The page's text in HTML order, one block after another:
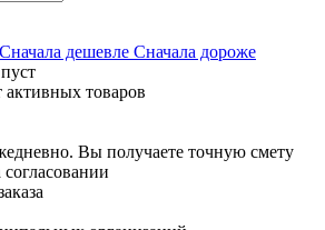
Сначала дешевле Сначала дороже
товаров
Вы получаете точную смету